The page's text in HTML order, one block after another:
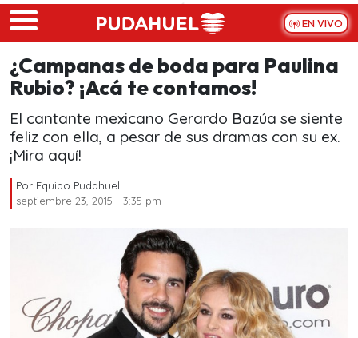
Skip to main content
EN VIVO
¿Campanas de boda para Paulina
Rubio? ¡Acá te contamos!
El cantante mexicano Gerardo Bazúa se siente
feliz con ella, a pesar de sus dramas con su ex.
¡Mira aquí!
Por Equipo Pudahuel
septiembre 23, 2015 - 3:35 pm